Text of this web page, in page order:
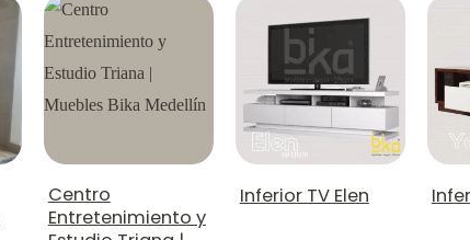
Centro
Entretenimiento y
Inferior TV Elen